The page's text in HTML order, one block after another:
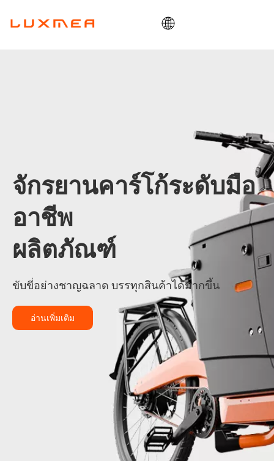
บล็อก
ติดต่อ
จักรยานคาร์โก้ระดับมือ
อาชีพ
ผลิตภัณฑ์
ขับขี่อย่างชาญฉลาด บรรทุกสินค้าได้มากขึ้น
อ่านเพิ่มเติม